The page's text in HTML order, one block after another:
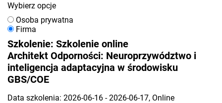
Wybierz opcje
Osoba prywatna
Firma
Szkolenie: Szkolenie online
Architekt Odporności: Neuroprzywództwo i
inteligencja adaptacyjna w środowisku
GBS/COE
Data szkolenia: 2026-06-16 - 2026-06-17, Online